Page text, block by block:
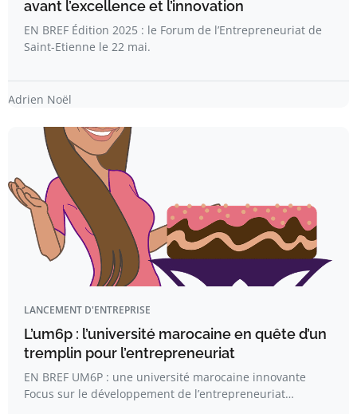
avant l’excellence et l’innovation
EN BREF Édition 2025 : le Forum de l’Entrepreneuriat de
Saint-Etienne le 22 mai.
Adrien Noël
LANCEMENT D'ENTREPRISE
L’um6p : l’université marocaine en quête d’un
tremplin pour l’entrepreneuriat
EN BREF UM6P : une université marocaine innovante
Focus sur le développement de l’entrepreneuriat…